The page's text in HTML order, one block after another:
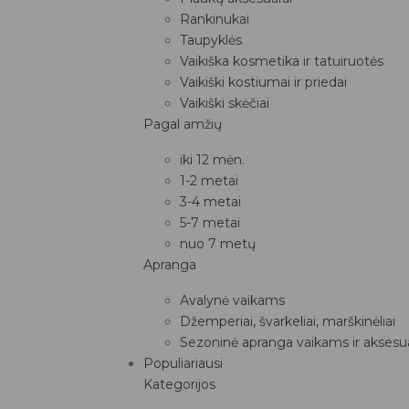
Rankinukai
Taupyklės
Vaikiška kosmetika ir tatuiruotės
Vaikiški kostiumai ir priedai
Vaikiški skėčiai
Pagal amžių
iki 12 mėn.
1-2 metai
3-4 metai
5-7 metai
nuo 7 metų
Apranga
Avalynė vaikams
Džemperiai, švarkeliai, marškinėliai
Sezoninė apranga vaikams ir
Populiariausi
Kategorijos